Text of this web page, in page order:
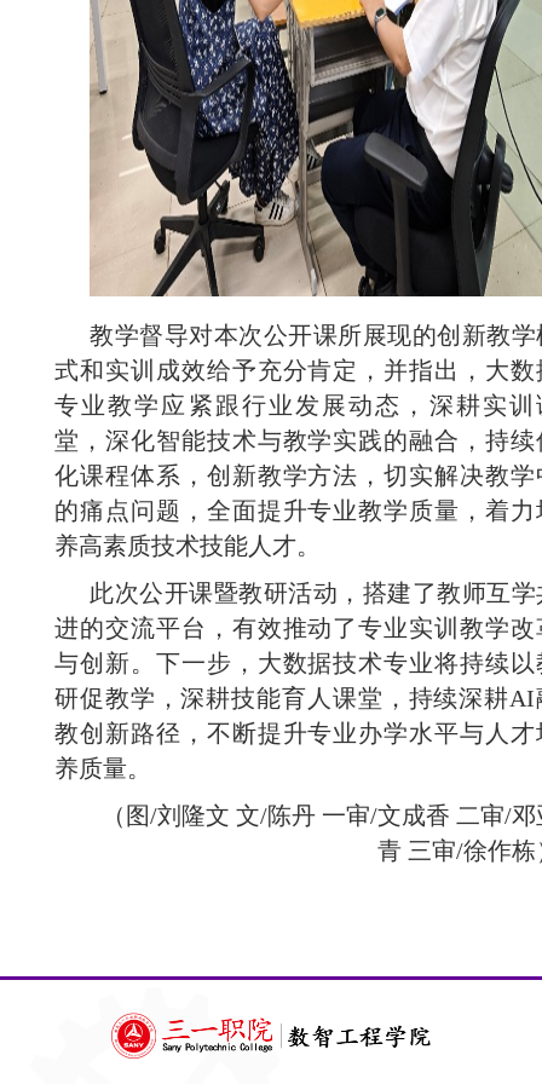
教学督导对本次公开课所展现的创新教学
式和实训成效给予充分肯定，并指出，大数
专业教学应紧跟行业发展动态，深耕实训
堂，深化智能技术与教学实践的融合，持续
化课程体系，创新教学方法，切实解决教学
的痛点问题，全面提升专业教学质量，着力
养高素质技术技能人才。
此次公开课暨教研活动，搭建了教师互学
进的交流平台，有效推动了专业实训教学改
与创新。下一步，大数据技术专业将持续以
研促教学，深耕技能育人课堂，持续深耕AI
教创新路径，不断提升专业办学水平与人才
养质量。
（图/刘隆文 文/陈丹 一审/文成香 二审/邓
青 三审/徐作栋